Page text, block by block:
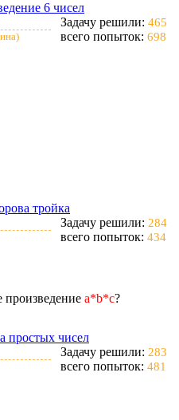
6 чисел
Задачу решили: 465
всего попыток: 698
тройка
Задачу решили: 284
всего попыток: 434
a*b*c?
чисел
Задачу решили: 283
всего попыток: 481